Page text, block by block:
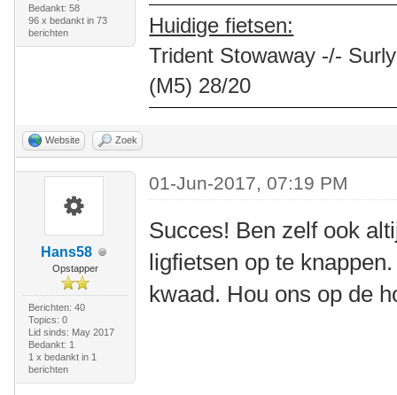
Bedankt: 58
96 x bedankt in 73
berichten
Huidige fietsen:
Trident Stowaway -/-
(M5) 28/20
Website Zoek
Hans58
Opstapper
Berichten: 40
Topics: 0
Lid sinds: May 2017
Bedankt: 1
1 x bedankt in 1
berichten
01-Jun-2017, 07:19 PM
Succes! Ben zelf ook
ligfietsen op te
kwaad. Hou ons op de